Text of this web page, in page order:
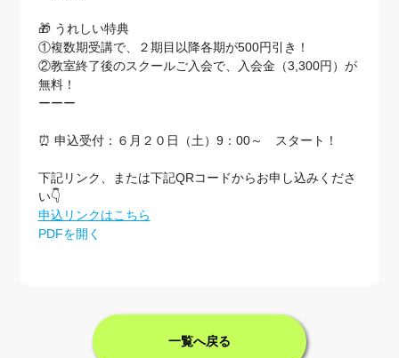
🎁 うれしい特典
①複数期受講で、２期目以降各期が500円引き！
②教室終了後のスクールご入会で、入会金（3,300円）が
無料！
ーーー
⏰ 申込受付：６月２０日（土）9：00～ スタート！
下記リンク、または下記QRコードからお申し込みくださ
い👇
申込リンクはこちら
PDFを開く
一覧へ戻る